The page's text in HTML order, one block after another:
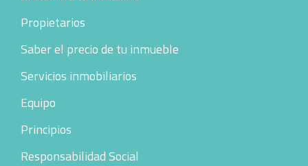
Propietarios
Saber el precio de tu inmueble
Servicios inmobiliarios
Equipo
Principios
Responsabilidad Social